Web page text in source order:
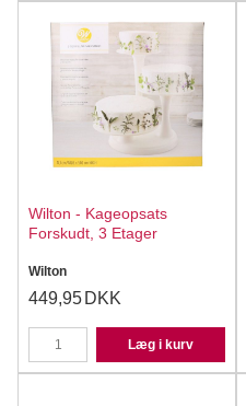
Wilton - Kageopsats
Forskudt, 3 Etager
Wilton
449,95 DKK
Læg i kurv